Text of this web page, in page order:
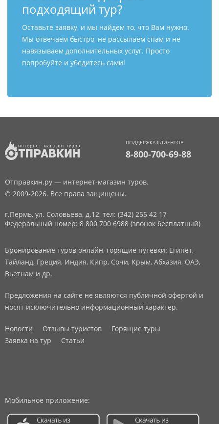
подходящий тур?
Оставьте заявку, и мы найдем то, что Вам нужно.
Мы отвечаем быстро, не рассылаем спам и не
навязываем дополнительных услуг. Просто
попробуйте и убедитесь сами!
ПОДДЕРЖКА КЛИЕНТОВ
8-800-700-69-88
Отправкин.ру — интернет-магазин туров.
© 2009-2026. Все права защищены.
г.Пермь, ул. Соловьева, д.12, тел: (342) 255 42 17
Федеральный номер: 8 800 700 6988 (звонок бесплатный)
Бронирование туров онлайн, горящие путевки: Египет,
Тайланд, Греция, Индия, Кипр, Сочи, Крым, Абхазия, ОАЭ,
Вьетнам и др.
Предложения на сайте не являются публичной офертой и
носят исключительно информационный характер.
Новости Отзывы туристов
Горящие туры
Заявка на тур
Статьи
Мобильное приложение: